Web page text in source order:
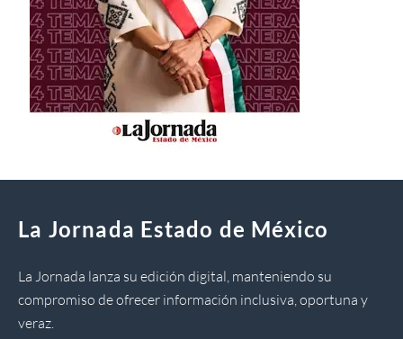
La Jornada Estado de México
La Jornada lanza su edición digital, manteniendo su
compromiso de ofrecer información inclusiva, oportuna y
veraz.